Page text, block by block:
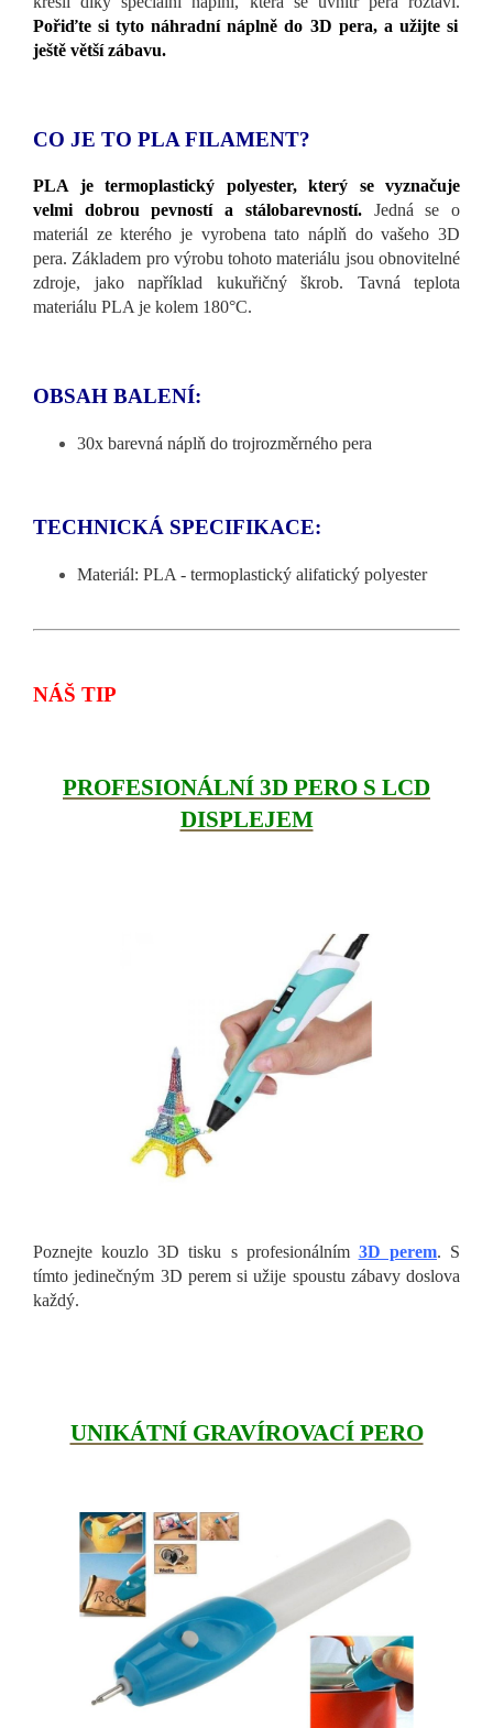
Pořiďte si tyto náhradní náplně do 3D pera, a užijte si
ještě větší zábavu.
CO JE TO PLA FILAMENT?
PLA je termoplastický polyester, který se vyznačuje
velmi dobrou pevností a stálobarevností.
Jedná se o
materiál ze kterého je vyrobena tato náplň do vašeho 3D
pera. Základem pro výrobu tohoto materiálu jsou obnovitelné
zdroje, jako například kukuřičný škrob. Tavná teplota
materiálu PLA je kolem 180°C.
OBSAH BALENÍ:
30x barevná náplň do trojrozměrného pera
TECHNICKÁ SPECIFIKACE:
Materiál: PLA - termoplastický alifatický polyester
NÁŠ TIP
PROFESIONÁLNÍ 3D PERO S LCD
DISPLEJEM
Poznejte kouzlo 3D tisku s profesionálním 3D perem. S
tímto jedinečným 3D perem si užije spoustu zábavy doslova
každý.
UNIKÁTNÍ GRAVÍROVACÍ PERO